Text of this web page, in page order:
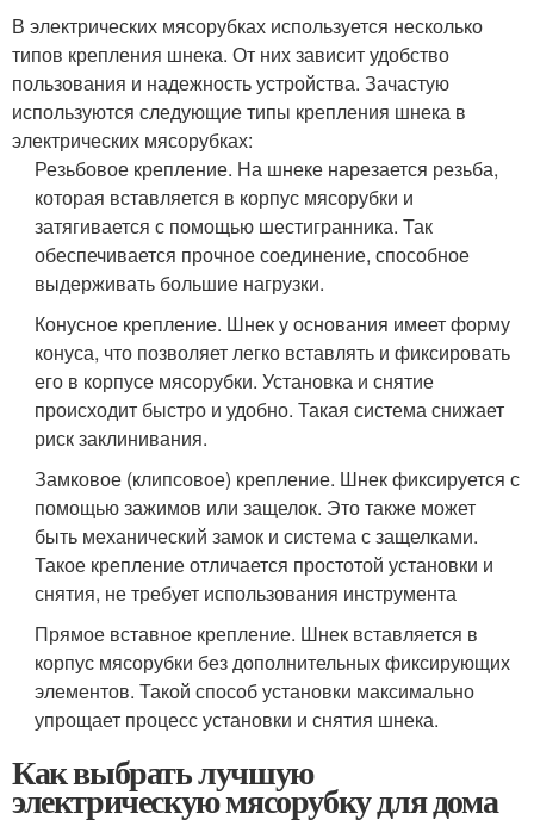
В электрических мясорубках используется несколько
типов крепления шнека. От них зависит удобство
пользования и надежность устройства. Зачастую
используются следующие типы крепления шнека в
электрических мясорубках:
Резьбовое крепление. На шнеке нарезается резьба,
которая вставляется в корпус мясорубки и
затягивается с помощью шестигранника. Так
обеспечивается прочное соединение, способное
выдерживать большие нагрузки.
Конусное крепление. Шнек у основания имеет форму
конуса, что позволяет легко вставлять и фиксировать
его в корпусе мясорубки. Установка и снятие
происходит быстро и удобно. Такая система снижает
риск заклинивания.
Замковое (клипсовое) крепление. Шнек фиксируется с
помощью зажимов или защелок. Это также может
быть механический замок и система с защелками.
Такое крепление отличается простотой установки и
снятия, не требует использования инструмента
Прямое вставное крепление. Шнек вставляется в
корпус мясорубки без дополнительных фиксирующих
элементов. Такой способ установки максимально
упрощает процесс установки и снятия шнека.
Как выбрать лучшую
электрическую мясорубку для дома